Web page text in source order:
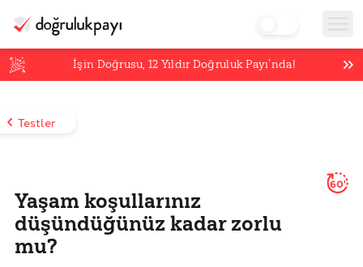
İşin Doğrusu,12 Yıldır Doğruluk Payı’nda!
Testler
Yaşam koşullarınız
düşündüğünüz kadar zorlu
mu?
60'